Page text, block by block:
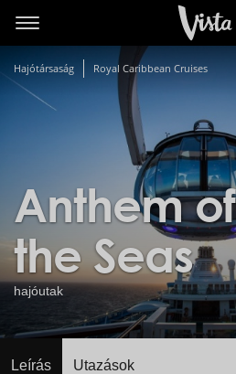
Hajótársaság Royal Caribbean Cruises
Anthem of
the Seas
hajóutak
Leírás Utazások